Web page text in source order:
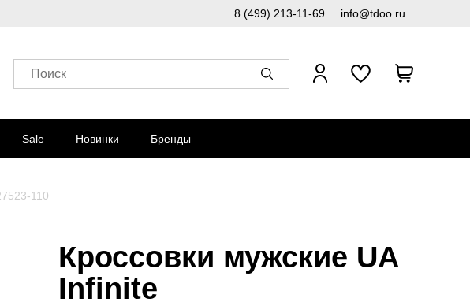
8 (499) 213-11-69 info@tdoo.ru
Поиск
Sale Новинки Бренды
110
Кроссовки мужские UA
Infinite